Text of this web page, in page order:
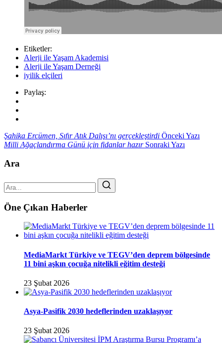
Etiketler:
Alerji ile Yaşam Akademisi
Alerji ile Yaşam Derneği
iyilik elçileri
Paylaş:
Şahika Ercümen, Sıfır Atık Dalışı’nı gerçekleştirdi Önceki Yazı
Milli Ağaçlandırma Günü için fidanlar hazırSonraki Yazı
Ara
Öne Çıkan Haberler
MediaMarkt Türkiye ve TEGV’den deprem bölgesinde
11 bini aşkın çocuğa nitelikli eğitim desteği
23 Şubat 2026
Asya-Pasifik 2030 hedeflerinden uzaklaşıyor
23 Şubat 2026